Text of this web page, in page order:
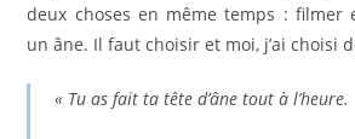
deux choses en même temps : filmer
un âne. Il faut choisir et moi, j’ai choisi
« Tu as fait ta tête d’âne tout à l’heure.